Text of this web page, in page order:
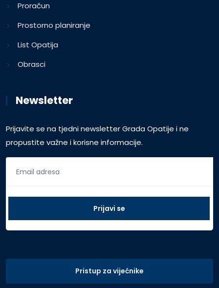
Proračun
Prostorno planiranje
List Opatija
Obrasci
Newsletter
Prijavite se na tjedni newsletter Grada Opatije i ne
propustite važne i korisne informacije.
Pristup za vijećnike